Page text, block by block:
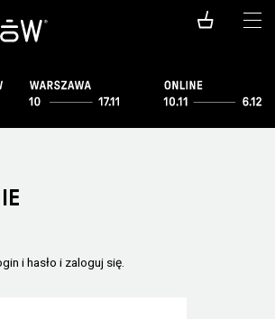
i hasło i zaloguj się.